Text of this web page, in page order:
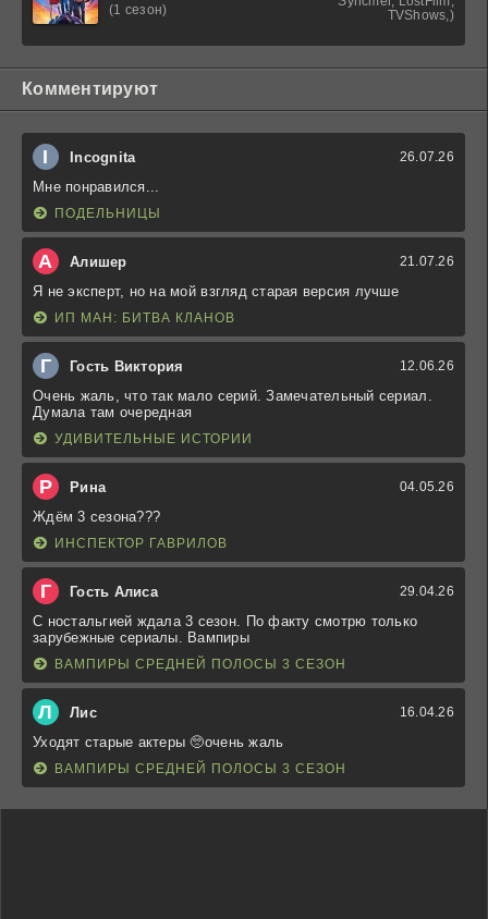
(1 сезон)
TVShows,)
Комментируют
I Incognita 26.07.26
Мне понравился...
ПОДЕЛЬНИЦЫ
А Алишер 21.07.26
Я не эксперт, но на мой взгляд старая версия лучше
ИП МАН: БИТВА КЛАНОВ
Г Гость Виктория 12.06.26
Очень жаль, что так мало серий. Замечательный сериал.
Думала там очередная
УДИВИТЕЛЬНЫЕ ИСТОРИИ
Р Рина 04.05.26
Ждём 3 сезона???
ИНСПЕКТОР ГАВРИЛОВ
Г Гость Алиса 29.04.26
С ностальгией ждала 3 сезон. По факту смотрю только
зарубежные сериалы. Вампиры
ВАМПИРЫ СРЕДНЕЙ ПОЛОСЫ 3 СЕЗОН
Л Лис 16.04.26
Уходят старые актеры 🥺очень жаль
ВАМПИРЫ СРЕДНЕЙ ПОЛОСЫ 3 СЕЗОН